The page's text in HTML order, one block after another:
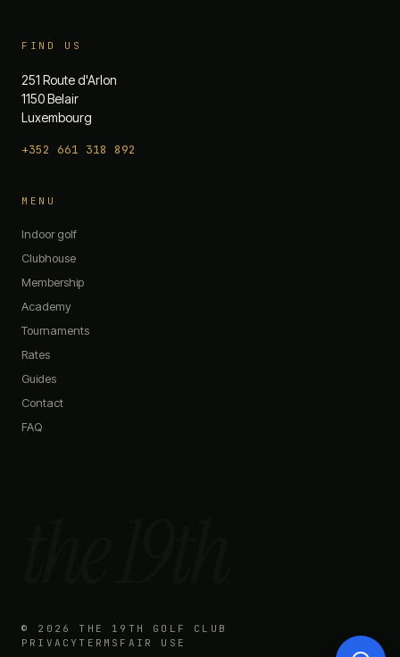
FIND US
251 Route d'Arlon
1150 Belair
Luxembourg
+352 661 318 892
MENU
Indoor golf
Clubhouse
Membership
Academy
Tournaments
Rates
Guides
Contact
FAQ
© 2026
THE 19TH GOLF CLUB
PRIVACY TERMS FAIR USE
The 19th — Chat
What memberships do you offer?